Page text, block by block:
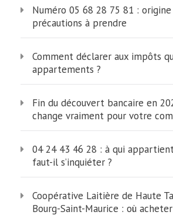
Numéro 05 68 28 75 81 :
précautions à prendre
Comment déclarer aux impôts
appartements ?
Fin du découvert bancaire en
change vraiment pour votre
04 24 43 46 28 : à qui
faut-il s’inquiéter ?
Coopérative Laitière de Haute
Bourg-Saint-Maurice : où